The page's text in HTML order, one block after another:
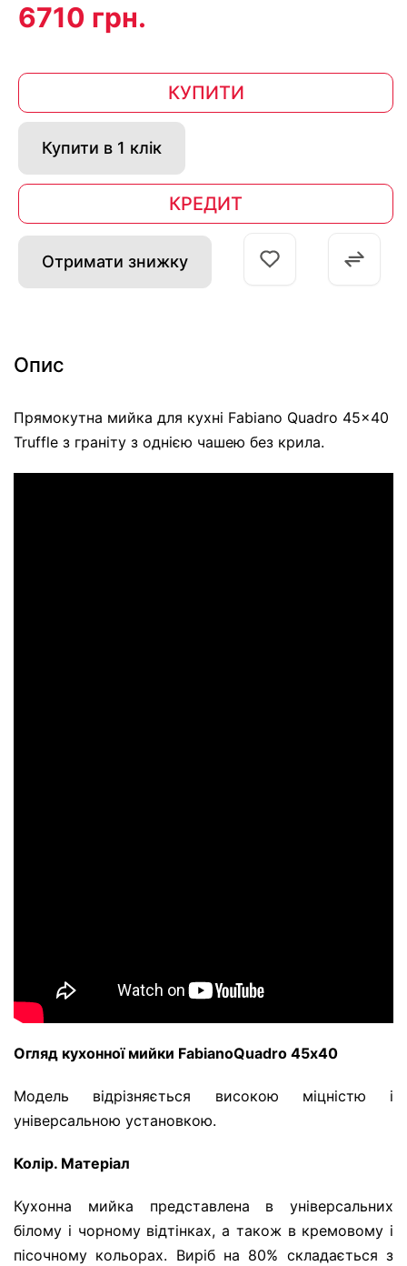
6710 грн.
КУПИТИ
Купити в 1 клік
КРЕДИТ
Отримати знижку
Опис
Прямокутна мийка для кухні Fabiano Quadro 45x40
Truffle з граніту з однією чашею без крила.
Огляд кухонної мийки FabianoQuadro 45х40
Модель відрізняється високою міцністю і
універсальною установкою.
Колір. Матеріал
Кухонна мийка представлена в універсальних
білому і чорному відтінках, а також в кремовому і
пісочному кольорах. Виріб на 80% складається з